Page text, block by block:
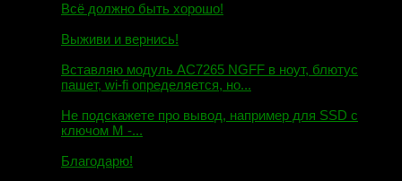
Всё должно быть хорошо!
Выживи и вернись!
Вставляю модуль AC7265 NGFF в ноут, блютус
пашет, wi-fi определяется, но...
Не подскажете про вывод, например для SSD c
ключом М -...
Благодарю!